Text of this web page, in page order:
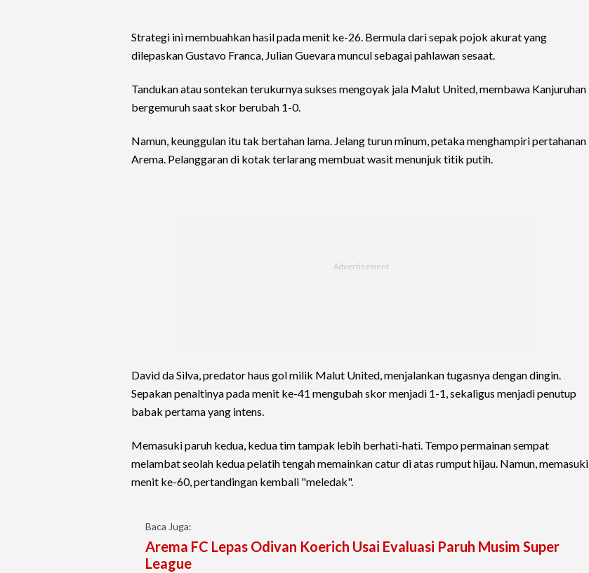
Strategi ini membuahkan hasil pada menit ke-26. Bermula dari sepak pojok akurat yang
dilepaskan Gustavo Franca, Julian Guevara muncul sebagai pahlawan sesaat.
Tandukan atau sontekan terukurnya sukses mengoyak jala Malut United, membawa Kanjuruhan
bergemuruh saat skor berubah 1-0.
Namun, keunggulan itu tak bertahan lama. Jelang turun minum, petaka menghampiri pertahanan
Arema. Pelanggaran di kotak terlarang membuat wasit menunjuk titik putih.
David da Silva, predator haus gol milik Malut United, menjalankan tugasnya dengan dingin.
Sepakan penaltinya pada menit ke-41 mengubah skor menjadi 1-1, sekaligus menjadi penutup
babak pertama yang intens.
Memasuki paruh kedua, kedua tim tampak lebih berhati-hati. Tempo permainan sempat
melambat seolah kedua pelatih tengah memainkan catur di atas rumput hijau. Namun, memasuki
menit ke-60, pertandingan kembali "meledak".
Baca Juga:
Arema FC Lepas Odivan Koerich Usai Evaluasi Paruh Musim Super
League